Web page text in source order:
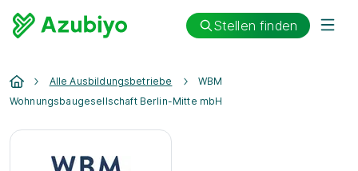
Stellen finden
Alle Ausbildungsbetriebe
WBM
Wohnungsbaugesellschaft Berlin-Mitte mbH